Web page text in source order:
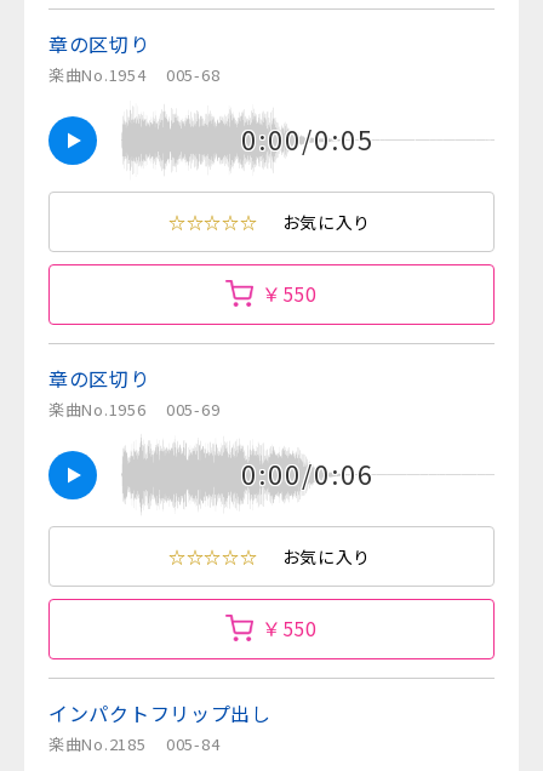
章の区切り
楽曲No.1954 005-68
0:00/0:05
☆☆☆☆☆ お気に入り
￥550
章の区切り
楽曲No.1956 005-69
0:00/0:06
☆☆☆☆☆ お気に入り
￥550
インパクトフリップ出し
楽曲No.2185 005-84